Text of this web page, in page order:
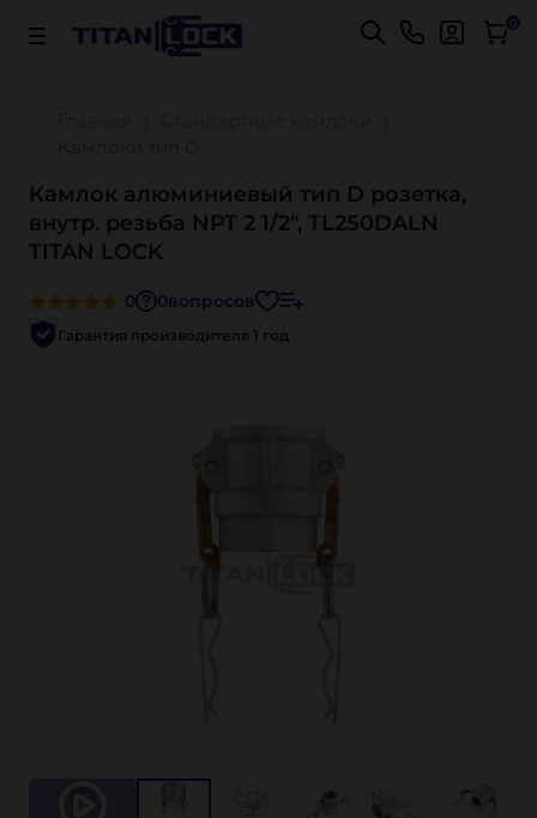
Важно! Для оплаты заказов Подробнее 0
Камлок алюминиевый тип D розетка,
внутр. резьба NPT 2 1/2", TL250DALN
TITAN LOCK
0 0вопросов
Гарантия производителя 1 год